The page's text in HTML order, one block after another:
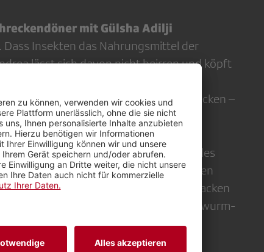
mit Gülsha Adilji
Insekten das Nahrungsmittel der
lässt sich davon nicht beirren und köpft
Wüstendöner. Den will sie am
machen. Musik, Bier und Heuschrecken –
Zvieri mit Tanja Frieden
Kinder bald schon etwas ganz Normales
Ex-Olympiasiegerin im Snowboarden
im Naturhistorischen Museum Bern backen
nur die Frage, ob die Kinder die Mehlwurm-
beiden Bäckerinnen.
Wurst mit Dani Bösch